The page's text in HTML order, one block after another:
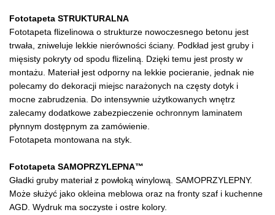
Fototapeta STRUKTURALNA
Fototapeta flizelinowa o strukturze nowoczesnego betonu jest
trwała, zniweluje lekkie nierówności ściany. Podkład jest gruby i
mięsisty pokryty od spodu flizeliną. Dzięki temu jest prosty w
montażu. Materiał jest odporny na lekkie pocieranie, jednak nie
polecamy do dekoracji miejsc narażonych na częsty dotyk i
mocne zabrudzenia. Do intensywnie użytkowanych wnętrz
zalecamy dodatkowe zabezpieczenie ochronnym laminatem
płynnym dostępnym za zamówienie.
Fototapeta montowana na styk.
Fototapeta SAMOPRZYLEPNA™
Gładki gruby materiał z powłoką winylową. SAMOPRZYLEPNY.
Może służyć jako okleina meblowa oraz na fronty szaf i kuchenne
AGD. Wydruk ma soczyste i ostre kolory.